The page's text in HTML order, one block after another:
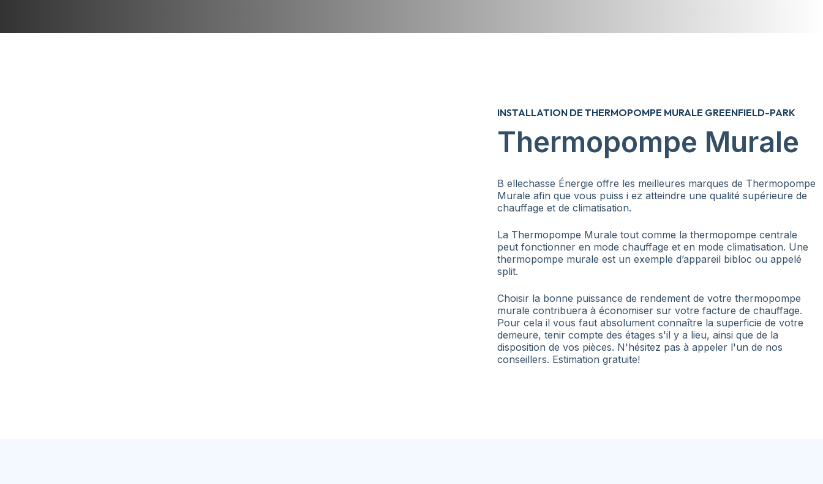
INSTALLATION DE THERMOPOMPE MURALE GREENFIELD-PARK
Thermopompe Murale
B ellechasse Énergie offre les meilleures marques de Thermopompe
Murale afin que vous puiss i ez atteindre une qualité supérieure de
chauffage et de climatisation.
La Thermopompe Murale tout comme la thermopompe centrale
peut fonctionner en mode chauffage et en mode climatisation. Une
thermopompe murale est un exemple d’appareil bibloc ou appelé
split.
Choisir la bonne puissance de rendement de votre thermopompe
murale contribuera à économiser sur votre facture de chauffage.
Pour cela il vous faut absolument connaître la superficie de votre
demeure, tenir compte des étages s'il y a lieu, ainsi que de la
disposition de vos pièces. N'hésitez pas à appeler l'un de nos
conseillers. Estimation gratuite!